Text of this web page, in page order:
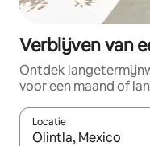
Verblijven van
Ontdek
voor een maand of
Locatie
Wanneer er